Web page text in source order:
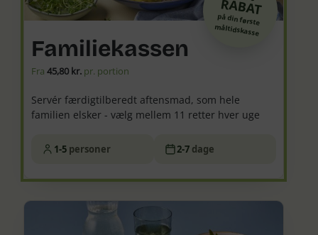
RABAT
på din første
måltidskasse
Familiekassen
Fra45,80 kr. pr. portion
Servér færdigtilberedt aftensmad, som hele
familien elsker - vælg mellem 11 retter hver uge
1-5 personer 2-7 dage